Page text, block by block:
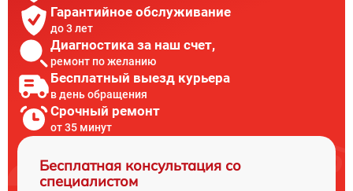
Гарантийное обслуживание
до 3 лет
Диагностика за наш счет,
ремонт по желанию
Бесплатный выезд курьера
в день обращения
Срочный ремонт
от 35 минут
Бесплатная консультация со
специалистом